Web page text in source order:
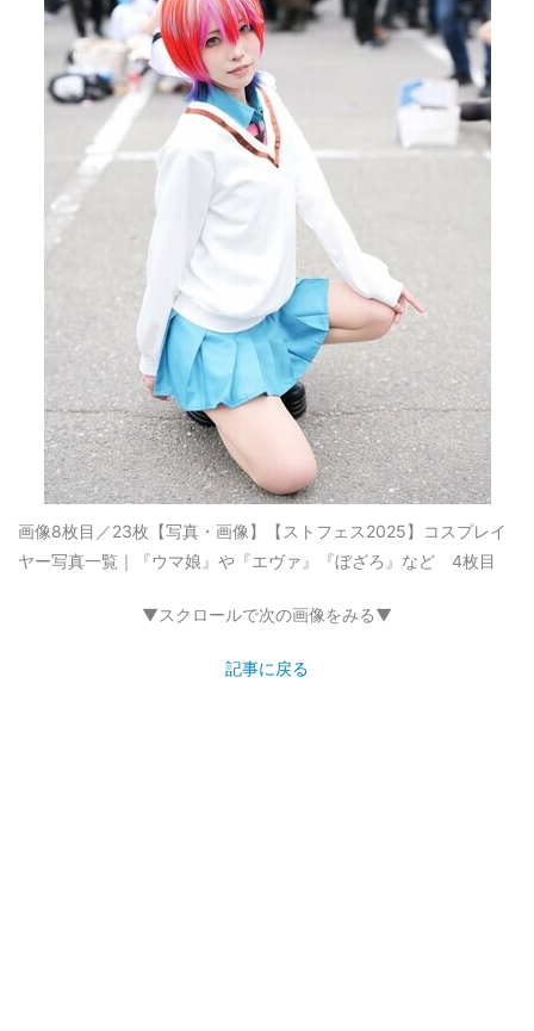
画像8枚目／23枚 【写真・画像】【ストフェス2025】コスプレイ
ヤー写真一覧｜『ウマ娘』や『エヴァ』『ぼざろ』など 4枚目
▼スクロールで次の画像をみる▼
記事に戻る